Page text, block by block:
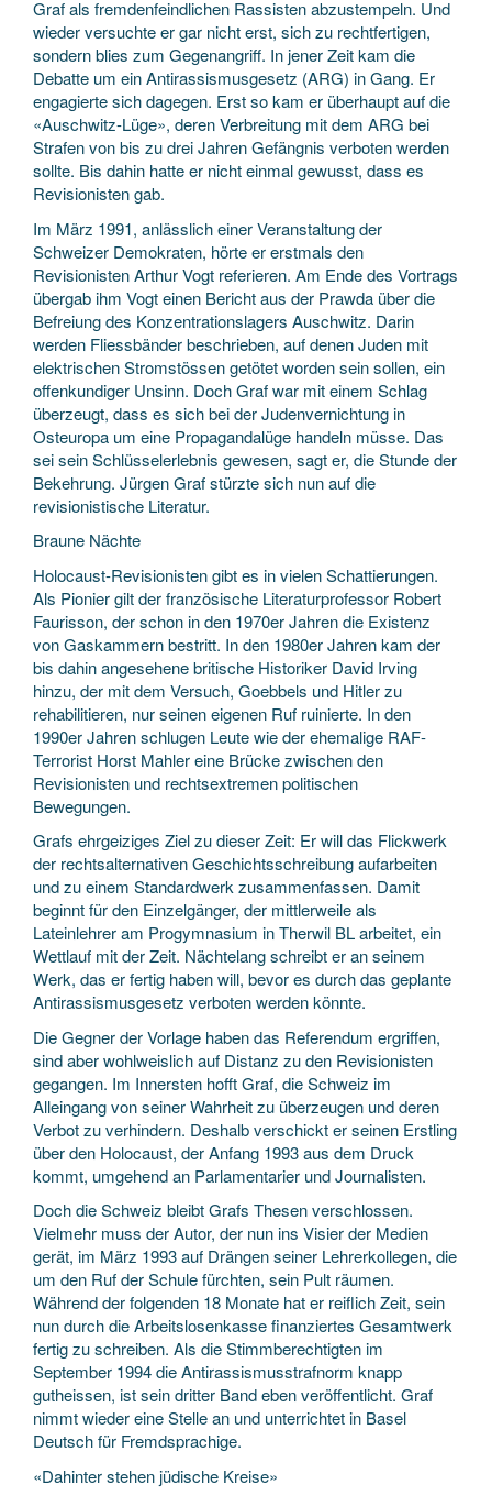
Graf als fremdenfeindlichen Rassisten abzustempeln. Und
wieder versuchte er gar nicht erst, sich zu rechtfertigen,
sondern blies zum Gegenangriff. In jener Zeit kam die
Debatte um ein Antirassismusgesetz (ARG) in Gang. Er
engagierte sich dagegen. Erst so kam er überhaupt auf die
«Auschwitz-Lüge», deren Verbreitung mit dem ARG bei
Strafen von bis zu drei Jahren Gefängnis verboten werden
sollte. Bis dahin hatte er nicht einmal gewusst, dass es
Revisionisten gab.
Im März 1991, anlässlich einer Veranstaltung der
Schweizer Demokraten, hörte er erstmals den
Revisionisten Arthur Vogt referieren. Am Ende des Vortrags
übergab ihm Vogt einen Bericht aus der Prawda über die
Befreiung des Konzentrationslagers Auschwitz. Darin
werden Fliessbänder beschrieben, auf denen Juden mit
elektrischen Stromstössen getötet worden sein sollen, ein
offenkundiger Unsinn. Doch Graf war mit einem Schlag
überzeugt, dass es sich bei der Judenvernichtung in
Osteuropa um eine Propagandalüge handeln müsse. Das
sei sein Schlüsselerlebnis gewesen, sagt er, die Stunde der
Bekehrung. Jürgen Graf stürzte sich nun auf die
revisionistische Literatur.
Braune Nächte
Holocaust-Revisionisten gibt es in vielen Schattierungen.
Als Pionier gilt der französische Literaturprofessor Robert
Faurisson, der schon in den 1970er Jahren die Existenz
von Gaskammern bestritt. In den 1980er Jahren kam der
bis dahin angesehene britische Historiker David Irving
hinzu, der mit dem Versuch, Goebbels und Hitler zu
rehabilitieren, nur seinen eigenen Ruf ruinierte. In den
1990er Jahren schlugen Leute wie der ehemalige RAF-
Terrorist Horst Mahler eine Brücke zwischen den
Revisionisten und rechtsextremen politischen
Bewegungen.
Grafs ehrgeiziges Ziel zu dieser Zeit: Er will das Flickwerk
der rechtsalternativen Geschichtsschreibung aufarbeiten
und zu einem Standardwerk zusammenfassen. Damit
beginnt für den Einzelgänger, der mittlerweile als
Lateinlehrer am Progymnasium in Therwil BL arbeitet, ein
Wettlauf mit der Zeit. Nächtelang schreibt er an seinem
Werk, das er fertig haben will, bevor es durch das geplante
Antirassismusgesetz verboten werden könnte.
Die Gegner der Vorlage haben das Referendum ergriffen,
sind aber wohlweislich auf Distanz zu den Revisionisten
gegangen. Im Innersten hofft Graf, die Schweiz im
Alleingang von seiner Wahrheit zu überzeugen und deren
Verbot zu verhindern. Deshalb verschickt er seinen Erstling
über den Holocaust, der Anfang 1993 aus dem Druck
kommt, umgehend an Parlamentarier und Journalisten.
Doch die Schweiz bleibt Grafs Thesen verschlossen.
Vielmehr muss der Autor, der nun ins Visier der Medien
gerät, im März 1993 auf Drängen seiner Lehrerkollegen, die
um den Ruf der Schule fürchten, sein Pult räumen.
Während der folgenden 18 Monate hat er reiflich Zeit, sein
nun durch die Arbeitslosenkasse finanziertes Gesamtwerk
fertig zu schreiben. Als die Stimmberechtigten im
September 1994 die Antirassismusstrafnorm knapp
gutheissen, ist sein dritter Band eben veröffentlicht. Graf
nimmt wieder eine Stelle an und unterrichtet in Basel
Deutsch für Fremdsprachige.
«Dahinter stehen jüdische Kreise»